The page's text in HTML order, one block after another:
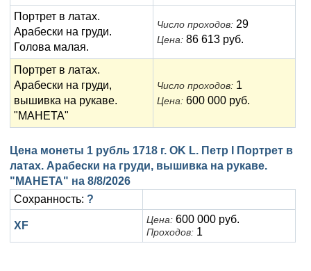
Портрет в латах.
Арабески на груди.
Голова малая.
Число проходов: 29
Цена: 86 613 руб.
Портрет в латах.
Арабески на груди,
вышивка на рукаве.
"МАНЕТА"
Число проходов: 1
Цена: 600 000 руб.
Цена монеты 1 рубль 1718 г. OK L. Петр I Портрет в
латах. Арабески на груди, вышивка на рукаве.
"МАНЕТА" на 8/8/2026
Сохранность: ?
XF Цена: 600 000 руб.
Проходов: 1